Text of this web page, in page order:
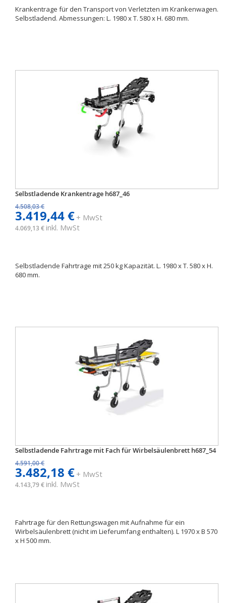
Krankentrage für den Transport von Verletzten im Krankenwagen.
Selbstladend. Abmessungen: L. 1980 x T. 580 x H. 680 mm.
Selbstladende Krankentrage h687_46
4.508,03 €
3.419,44 €+ MwSt
4.069,13 € inkl. MwSt
Selbstladende Fahrtrage mit 250 kg Kapazität. L. 1980 x T. 580 x H.
680 mm.
Selbstladende Fahrtrage mit Fach für Wirbelsäulenbrett h687_54
4.591,00 €
3.482,18 €+ MwSt
4.143,79 € inkl. MwSt
Fahrtrage für den Rettungswagen mit Aufnahme für ein
Wirbelsäulenbrett (nicht im Lieferumfang enthalten). L 1970 x B 570
x H 500 mm.